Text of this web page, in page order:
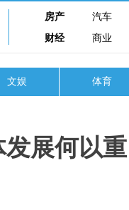
房产 汽车
财经
商业
文娱 体育
展何以重